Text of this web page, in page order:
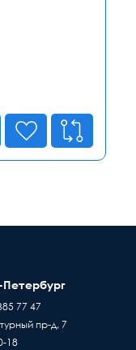
77 47
пр-д, 7
18